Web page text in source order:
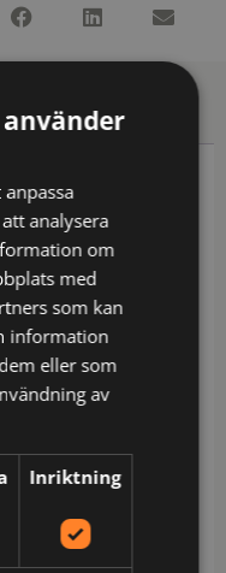
som är
framtill med
att förhindra
för ökad
den vänstra
hål för handsfree.
ficka på vänster
innerfickor
telefonficka på
Avtagbar,
analysera
om
med
som kan
information
eller som
av
Inriktning